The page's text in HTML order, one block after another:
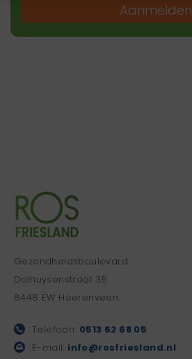
Aanmelden
Gezondheidsboulevard
Dalhuysenstraat 35
8448 EW Heerenveen
Telefoon: 0513 62 68 05
E-mail: info@rosfriesland.nl